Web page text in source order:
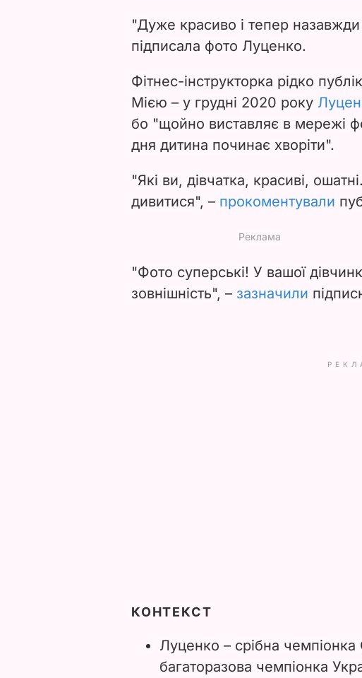
"Дуже красиво і тепер
підписала фото Луценко.
Фітнес-інструкторка рідко
Мією – у грудні 2020 року
бо "щойно виставляє в мережі
дня дитина починає хворіти".
"Які ви, дівчатка, красиві,
дивитися", – прокоментували
"Фото суперські! У вашої
зовнішність", – зазначили
КОНТЕКСТ
Луценко – срібна чемпіонка
багаторазова чемпіонка